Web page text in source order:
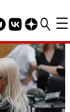
канал
Группа HELLO
Канал